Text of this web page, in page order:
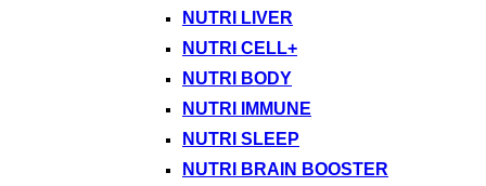
NUTRI LIVER
NUTRI CELL+
NUTRI BODY
NUTRI IMMUNE
NUTRI SLEEP
NUTRI BRAIN BOOSTER